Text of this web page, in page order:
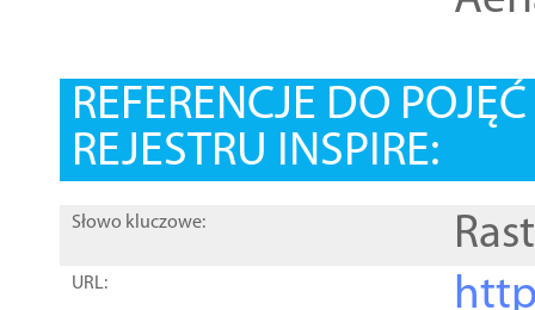
REFERENCJE DO
REJESTRU INSPIRE:
Słowo kluczowe:
URL: